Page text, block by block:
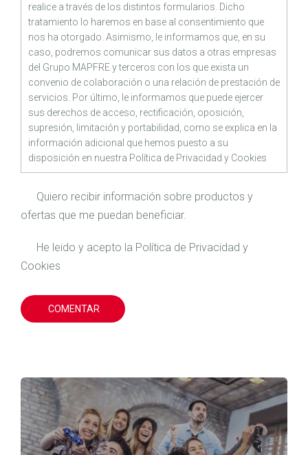
realice a través de los distintos formularios. Dicho
tratamiento lo haremos en base al consentimiento que
nos ha otorgado. Asimismo, le informamos que, en su
caso, podremos comunicar sus datos a otras empresas
del Grupo MAPFRE y terceros con los que exista un
convenio de colaboración o una relación de prestación de
servicios. Por último, le informamos que puede ejercer
sus derechos de acceso, rectificación, oposición,
supresión, limitación y portabilidad, como se explica en la
información adicional que hemos puesto a su
disposición en nuestra Política de Privacidad y Cookies
Quiero recibir información sobre productos y
ofertas que me puedan beneficiar.
He leido y acepto la Política de Privacidad y
Cookies
COMENTAR